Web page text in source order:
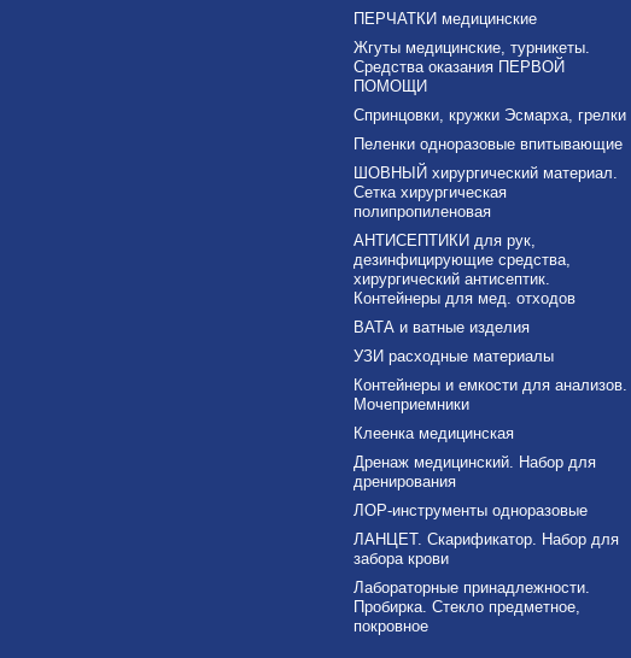
ПЕРЧАТКИ медицинские
Жгуты медицинские, турникеты.
Средства оказания ПЕРВОЙ
ПОМОЩИ
Спринцовки, кружки Эсмарха, грелки
Пеленки одноразовые впитывающие
ШОВНЫЙ хирургический материал.
Сетка хирургическая
полипропиленовая
АНТИСЕПТИКИ для рук,
дезинфицирующие средства,
хирургический антисептик.
Контейнеры для мед. отходов
ВАТА и ватные изделия
УЗИ расходные материалы
Контейнеры и емкости для анализов.
Мочеприемники
Клеенка медицинская
Дренаж медицинский. Набор для
дренирования
ЛОР-инструменты одноразовые
ЛАНЦЕТ. Скарификатор. Набор для
забора крови
Лабораторные принадлежности.
Пробирка. Стекло предметное,
покровное